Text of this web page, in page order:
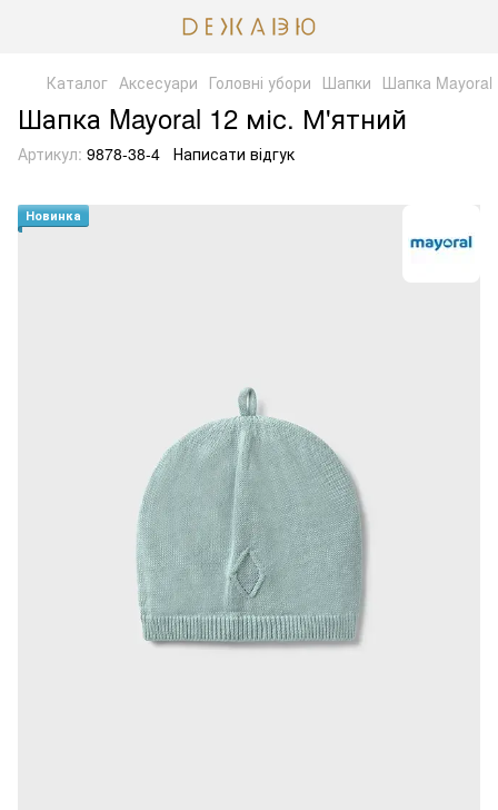
Каталог Аксесуари Головні убори Шапки Шапка Mayoral
Шапка Mayoral 12 міс. М'ятний
Артикул: 9878-38-4 Написати відгук
Новинка